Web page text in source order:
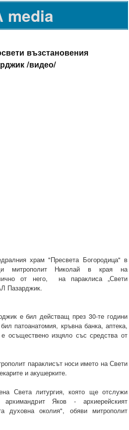
media
възстановения
/видео/
храм "Пресвета Богородица" в
митрополит Николай в края на
от него, на параклиса „Свети
Пазарджик.
е бил действащ през 30-те години
патоанатомия, кръвна банка, аптека,
осъществено изцяло със средства от
параклисът носи името на Свети
и акушерките.
Света литургия, която ще отслужи
архимандрит Яков - архиерейският
духовна околия", обяви митрополит